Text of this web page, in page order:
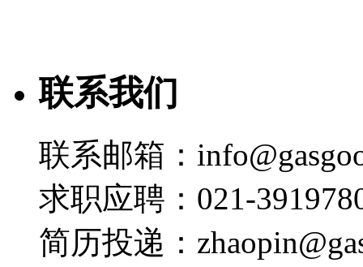
联系我们
联系邮箱：
求职应聘：021-
简历投递：